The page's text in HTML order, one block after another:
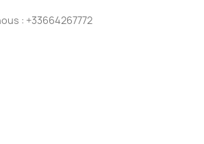
: +33664267772